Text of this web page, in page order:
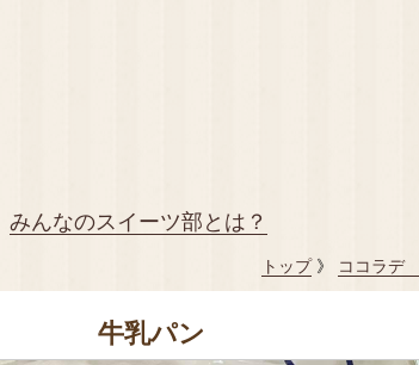
みんなのスイーツ部とは？
トップ》 ココラデ
牛乳パン